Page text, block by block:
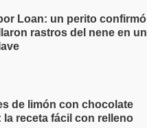
Loan: un perito confirmó
rastros del nene en un
de limón con chocolate
la receta fácil con relleno